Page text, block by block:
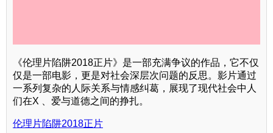
《伦理片陷阱2018正片》是一部充满争议的作品，它不仅
仅是一部电影，更是对社会深层次问题的反思。影片通过
一系列复杂的人际关系与情感纠葛，展现了现代社会中人
们在X 、爱与道德之间的挣扎。
伦理片陷阱2018正片